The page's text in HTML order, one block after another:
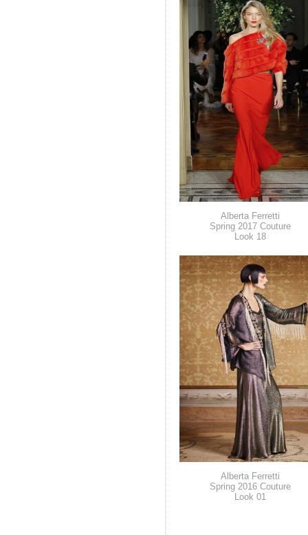
Alberta Ferretti
Spring 2017 Couture
Look 18
Alberta Ferretti
Spring 2016 Couture
Look 01